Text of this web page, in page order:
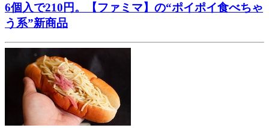
6個入で210円。【ファミマ】の“ポイポイ食べちゃ
う系”新商品